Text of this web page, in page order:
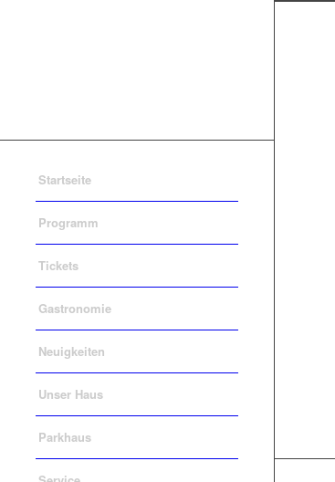
Startseite
Programm
Tickets
Gastronomie
Neuigkeiten
Unser Haus
Parkhaus